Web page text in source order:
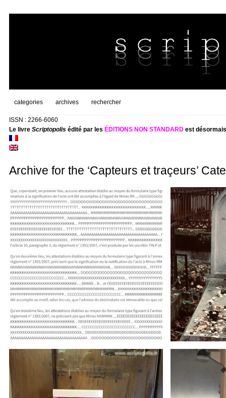
categories archives rechercher
ISSN : 2266-6060
Le livre Scriptopolisédité par les ÉDITIONS NON STANDARDest
Archive for the ‘Capteurs et traçeurs’